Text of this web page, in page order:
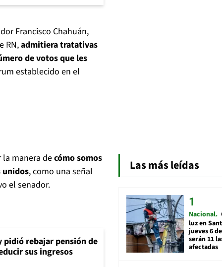
Francisco Chahuán,
RN,admitiera tratativas
de votos que les
establecido en el
manera decómo somos
unidos, como una señal
el senador.
pidió rebajar pensión de
sus ingresos
Las más leídas
Nacional
luz en
jueves 6
serán 11
afectadas